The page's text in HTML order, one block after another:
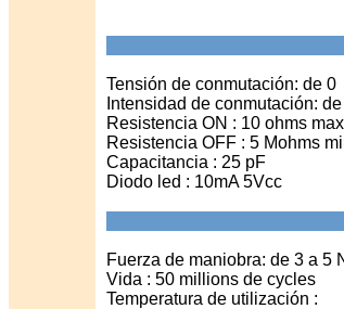
Tensión de conmutación: de
Intensidad de conmutación:
Resistencia ON : 10 ohms
Resistencia OFF : 5 Mohms
Capacitancia : 25 pF
Diodo led : 10mA 5Vcc
Fuerza de maniobra: de 3 a 5
Vida : 50 millions de cycles
Temperatura de utilización :